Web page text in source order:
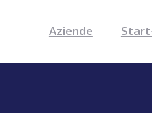
Aziende